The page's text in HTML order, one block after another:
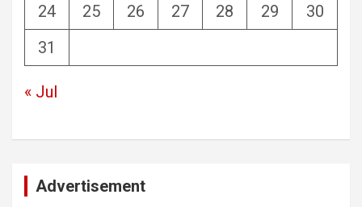
24
25 26 27 28 29
30
31
« Jul
Advertisement